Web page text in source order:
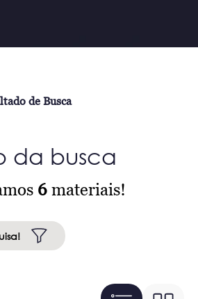
de Busca
da busca
6 materiais!